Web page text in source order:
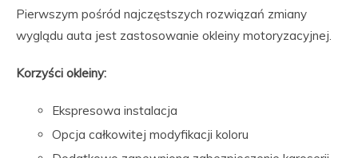
Pierwszym pośród najczęstszych rozwiązań zmiany
wyglądu auta jest zastosowanie okleiny motoryzacyjnej.
Korzyści okleiny:
Ekspresowa instalacja
Opcja całkowitej modyfikacji koloru